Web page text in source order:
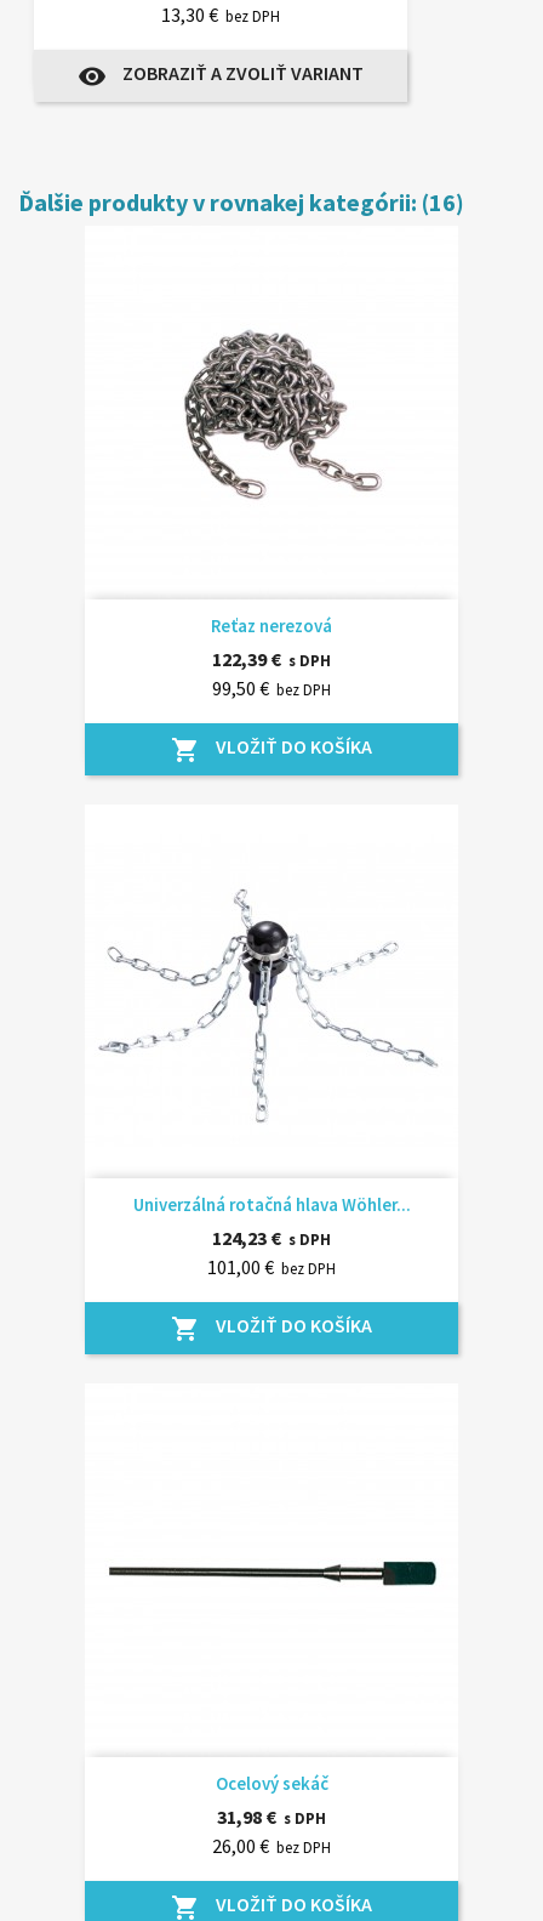
13,30 € bez DPH
visibility ZOBRAZIŤ A ZVOLIŤ VARIANT
Ďalšie produkty v rovnakej kategórii: (16)
Reťaz nerezová
122,39 € s DPH
99,50 € bez DPH
shopping_cart VLOŽIŤ DO KOŠÍKA
Univerzálná rotačná hlava Wöhler...
124,23 € s DPH
101,00 € bez DPH
shopping_cart VLOŽIŤ DO KOŠÍKA
Ocelový sekáč
31,98 € s DPH
26,00 € bez DPH
shopping_cart VLOŽIŤ DO KOŠÍKA